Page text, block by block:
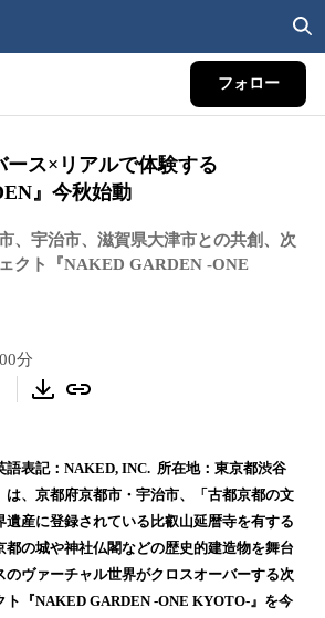
フォロー
ース×リアルで体験する
』今秋始動
、宇治市、滋賀県大津市との共創、次
クト『NAKED GARDEN -ONE
分
語表記：NAKED, INC. 所在地：東京都渋谷
は、京都府京都市・宇治市、「古都京都の文
遺産に登録されている比叡山延暦寺を有する
都の城や神社仏閣などの歴史的建造物を舞台
のヴァーチャル世界がクロスオーバーする次
ト『NAKED GARDEN -ONE KYOTO-』を今